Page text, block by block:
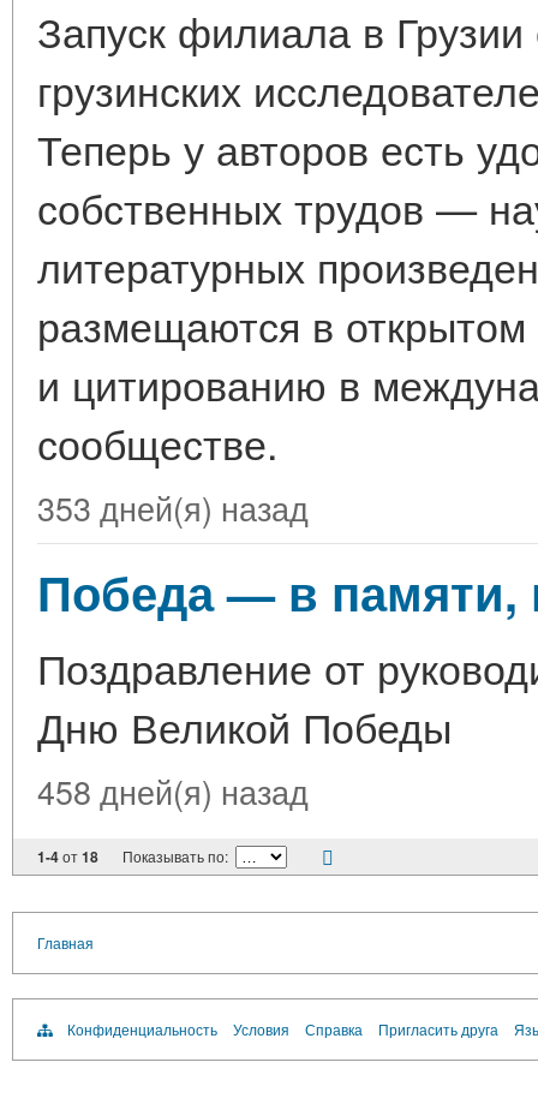
Запуск филиала в
грузинских
Теперь у авторов есть
собственных трудов —
литературных
размещаются в открытом
и цитированию в
сообществе.
353 дней(я) назад
Победа — в памяти,
Поздравление от
Дню Великой Победы
458 дней(я) назад
1-4от18 Показывать по:
Главная
Конфиденциальность Условия Справка Пригласить друга